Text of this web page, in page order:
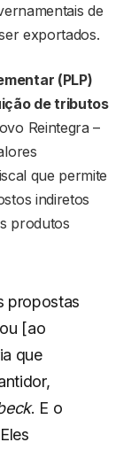
de
exportados.
(PLP)
de tributos
Reintegra –
que permite
indiretos
produtos
propostas
[ao
que
. E o